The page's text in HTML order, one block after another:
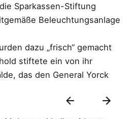
Sparkassen-Stiftung
Beleuchtungsanlage
dazu „frisch“ gemacht
stiftete ein von ihr
das den General Yorck